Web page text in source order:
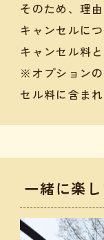
そのため、理
キャンセルに
キャンセル料
※オプション
セル料に含まれ
一緒に楽